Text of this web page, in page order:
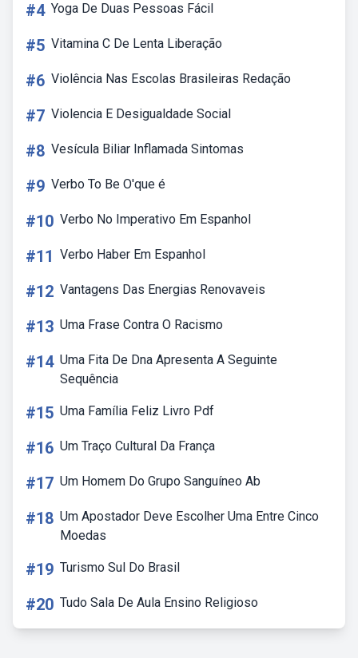
#4 Yoga De Duas Pessoas Fácil
#5 Vitamina C De Lenta Liberação
#6 Violência Nas Escolas Brasileiras Redação
#7 Violencia E Desigualdade Social
#8 Vesícula Biliar Inflamada Sintomas
#9 Verbo To Be O'que é
#10 Verbo No Imperativo Em Espanhol
#11 Verbo Haber Em Espanhol
#12 Vantagens Das Energias Renovaveis
#13 Uma Frase Contra O Racismo
#14 Uma Fita De Dna Apresenta A Seguinte
Sequência
#15 Uma Família Feliz Livro Pdf
#16 Um Traço Cultural Da França
#17 Um Homem Do Grupo Sanguíneo Ab
#18 Um Apostador Deve Escolher Uma Entre Cinco
Moedas
#19 Turismo Sul Do Brasil
#20 Tudo Sala De Aula Ensino Religioso